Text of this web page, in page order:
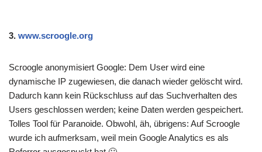
3. www.scroogle.org
Scroogle anonymisiert Google: Dem User wird eine
dynamische IP zugewiesen, die danach wieder gelöscht wird.
Dadurch kann kein Rückschluss auf das Suchverhalten des
Users geschlossen werden; keine Daten werden gespeichert.
Tolles Tool für Paranoide. Obwohl, äh, übrigens: Auf Scroogle
wurde ich aufmerksam, weil mein Google Analytics es als